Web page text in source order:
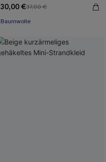
30,00 €37,00 €
Baumwolle